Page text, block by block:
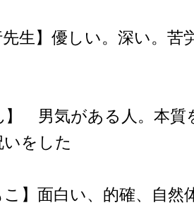
生】優しい。深い。苦
】 男気がある人。本質
をした
こ】面白い、的確、自